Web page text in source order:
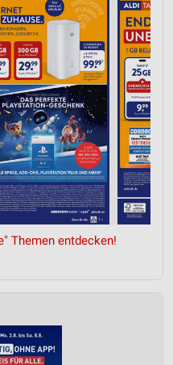
Themen entdecken!